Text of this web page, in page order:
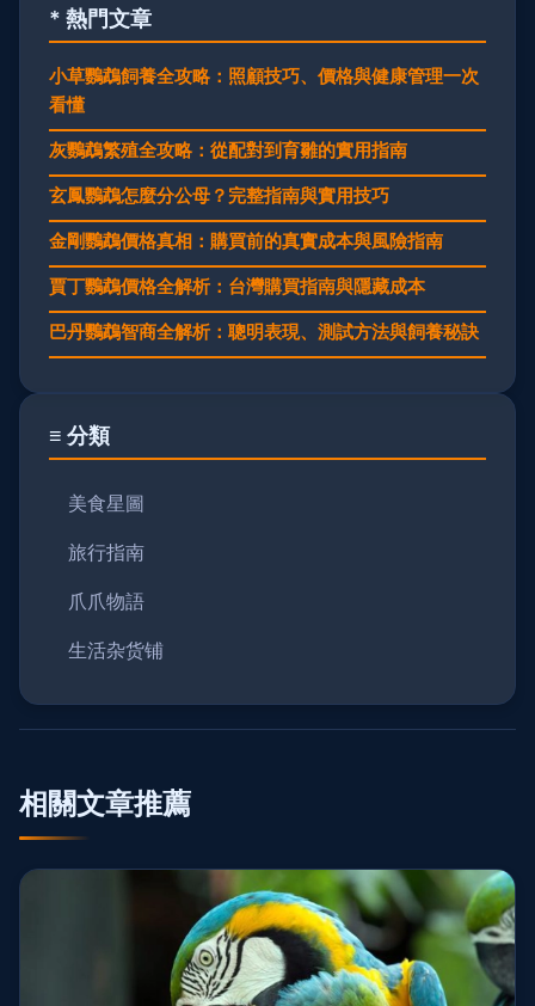
* 熱門文章
小草鸚鵡飼養全攻略：照顧技巧、價格與健康管理一次
看懂
灰鸚鵡繁殖全攻略：從配對到育雛的實用指南
玄鳳鸚鵡怎麼分公母？完整指南與實用技巧
金剛鸚鵡價格真相：購買前的真實成本與風險指南
賈丁鸚鵡價格全解析：台灣購買指南與隱藏成本
巴丹鸚鵡智商全解析：聰明表現、測試方法與飼養秘訣
≡ 分類
美食星圖
旅行指南
爪爪物語
生活杂货铺
相關文章推薦